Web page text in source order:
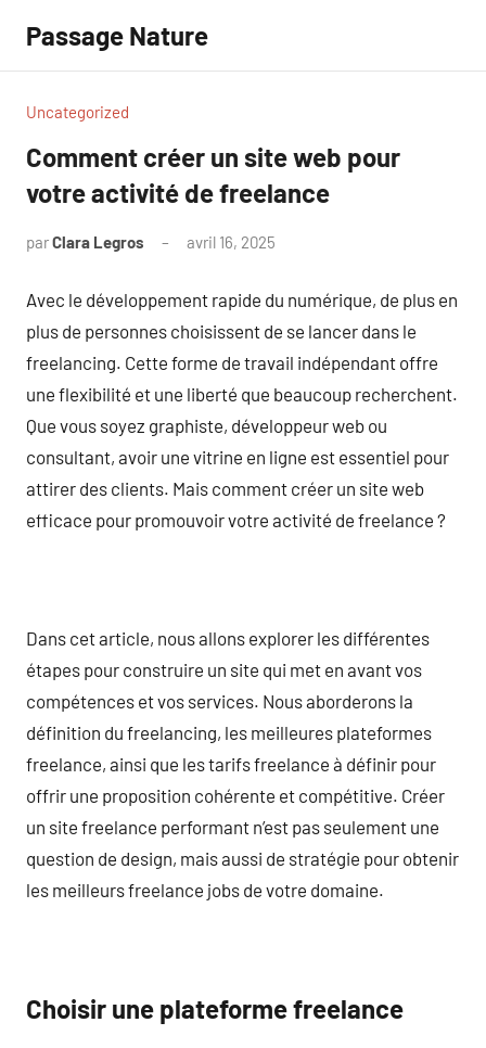
contenu
Passage Nature
Uncategorized
Comment créer un site web pour
votre activité de freelance
parClara Legros avril 16, 2025
Avec le développement rapide du numérique, de plus en
plus de personnes choisissent de se lancer dans le
freelancing. Cette forme de travail indépendant offre
une flexibilité et une liberté que beaucoup recherchent.
Que vous soyez graphiste, développeur web ou
consultant, avoir une vitrine en ligne est essentiel pour
attirer des clients. Mais comment créer un site web
efficace pour promouvoir votre activité de freelance ?
Dans cet article, nous allons explorer les différentes
étapes pour construire un site qui met en avant vos
compétences et vos services. Nous aborderons la
définition du freelancing, les meilleures plateformes
freelance, ainsi que les tarifs freelance à définir pour
offrir une proposition cohérente et compétitive. Créer
un site freelance performant n’est pas seulement une
question de design, mais aussi de stratégie pour obtenir
les meilleurs freelance jobs de votre domaine.
Choisir une plateforme freelance